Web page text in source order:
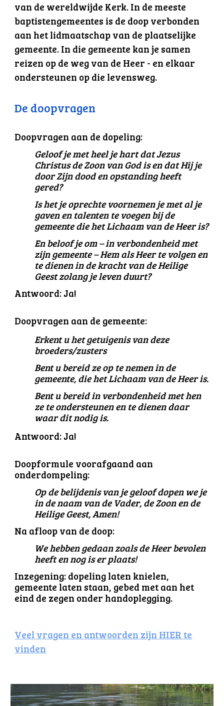
van de wereldwijde Kerk. In de meeste
baptistengemeentes is de doop verbonden
aan het lidmaatschap van de plaatselijke
gemeente. In die gemeente kan je samen
reizen op de weg van de Heer - en elkaar
ondersteunen op die levensweg.
De doopvragen
Doopvragen aan de dopeling:
Geloof je met heel je hart dat Jezus
Christus de Zoon van God is en dat Hij je
door Zijn dood en opstanding heeft
gered?
Is het je oprechte voornemen je met al je
gaven en talenten te voegen bij de
gemeente die het Lichaam van de Heer is?
En beloof je om – in verbondenheid met
zijn gemeente – Hem als Heer te volgen en
te dienen in de kracht van de Heilige
Geest zolang je leven duurt?
Antwoord: Ja!
Doopvragen aan de gemeente:
Erkent u het getuigenis van deze
broeders/zusters
Bent u bereid ze op te nemen in de
gemeente, die het Lichaam van de Heer is.
Bent u bereid in verbondenheid met hen
ze te ondersteunen en te dienen daar
waar dit nodig is.
Antwoord: Ja!
Doopformule voorafgaand aan
onderdompeling:
Op de belijdenis van je geloof dopen we je
in de naam van de Vader, de Zoon en de
Heilige Geest, Amen!
Na afloop van de doop:
We hebben gedaan zoals de Heer bevolen
heeft en nog is er plaats!
Inzegening: dopeling laten knielen,
gemeente laten staan, gebed met aan het
eind de zegen onder handoplegging.
Veel vragen en antwoorden zijn HIER te
vinden